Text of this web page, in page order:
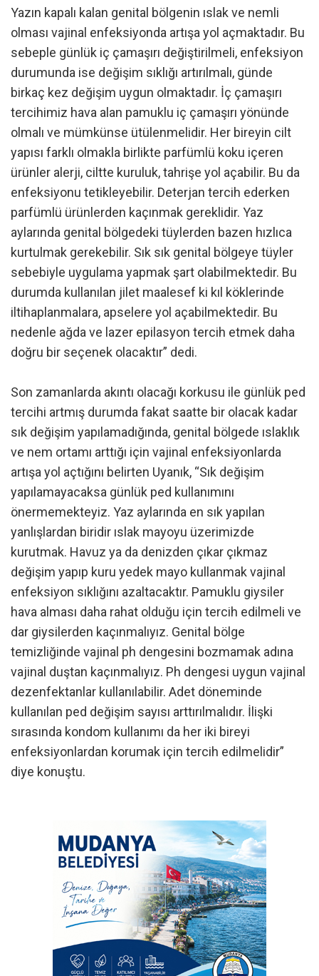
Yazın kapalı kalan genital bölgenin ıslak ve nemli
olması vajinal enfeksiyonda artışa yol açmaktadır. Bu
sebeple günlük iç çamaşırı değiştirilmeli, enfeksiyon
durumunda ise değişim sıklığı artırılmalı, günde
birkaç kez değişim uygun olmaktadır. İç çamaşırı
tercihimiz hava alan pamuklu iç çamaşırı yönünde
olmalı ve mümkünse ütülenmelidir. Her bireyin cilt
yapısı farklı olmakla birlikte parfümlü koku içeren
ürünler alerji, ciltte kuruluk, tahrişe yol açabilir. Bu da
enfeksiyonu tetikleyebilir. Deterjan tercih ederken
parfümlü ürünlerden kaçınmak gereklidir. Yaz
aylarında genital bölgedeki tüylerden bazen hızlıca
kurtulmak gerekebilir. Sık sık genital bölgeye tüyler
sebebiyle uygulama yapmak şart olabilmektedir. Bu
durumda kullanılan jilet maalesef ki kıl köklerinde
iltihaplanmalara, apselere yol açabilmektedir. Bu
nedenle ağda ve lazer epilasyon tercih etmek daha
doğru bir seçenek olacaktır” dedi.
Son zamanlarda akıntı olacağı korkusu ile günlük ped
tercihi artmış durumda fakat saatte bir olacak kadar
sık değişim yapılamadığında, genital bölgede ıslaklık
ve nem ortamı arttığı için vajinal enfeksiyonlarda
artışa yol açtığını belirten Uyanık, “Sık değişim
yapılamayacaksa günlük ped kullanımını
önermemekteyiz. Yaz aylarında en sık yapılan
yanlışlardan biridir ıslak mayoyu üzerimizde
kurutmak. Havuz ya da denizden çıkar çıkmaz
değişim yapıp kuru yedek mayo kullanmak vajinal
enfeksiyon sıklığını azaltacaktır. Pamuklu giysiler
hava alması daha rahat olduğu için tercih edilmeli ve
dar giysilerden kaçınmalıyız. Genital bölge
temizliğinde vajinal ph dengesini bozmamak adına
vajinal duştan kaçınmalıyız. Ph dengesi uygun vajinal
dezenfektanlar kullanılabilir. Adet döneminde
kullanılan ped değişim sayısı arttırılmalıdır. İlişki
sırasında kondom kullanımı da her iki bireyi
enfeksiyonlardan korumak için tercih edilmelidir”
diye konuştu.